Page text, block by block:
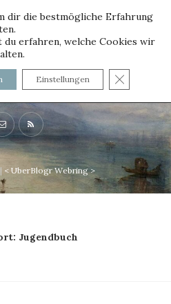
- mit und ohne
< UberBlogr Webring >
Jugendbuch
dir die bestmögliche Erfahrung
du erfahren, welche Cookies wir
Einstellungen GDPR